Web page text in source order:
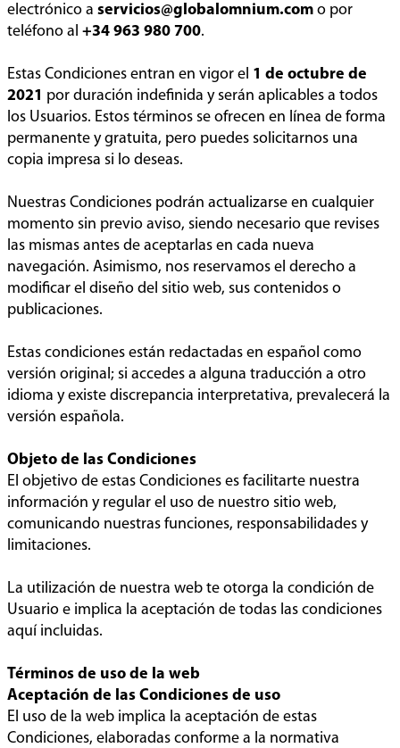
electrónico a servicios@globalomnium.com o por
teléfono al +34 963 980 700.
Estas Condiciones entran en vigor el 1 de octubre de
2021 por duración indefinida y serán aplicables a todos
los Usuarios. Estos términos se ofrecen en línea de forma
permanente y gratuita, pero puedes solicitarnos una
copia impresa si lo deseas.
Nuestras Condiciones podrán actualizarse en cualquier
momento sin previo aviso, siendo necesario que revises
las mismas antes de aceptarlas en cada nueva
navegación. Asimismo, nos reservamos el derecho a
modificar el diseño del sitio web, sus contenidos o
publicaciones.
Estas condiciones están redactadas en español como
versión original; si accedes a alguna traducción a otro
idioma y existe discrepancia interpretativa, prevalecerá la
versión española.
Objeto de las Condiciones
El objetivo de estas Condiciones es facilitarte nuestra
información y regular el uso de nuestro sitio web,
comunicando nuestras funciones, responsabilidades y
limitaciones.
La utilización de nuestra web te otorga la condición de
Usuario e implica la aceptación de todas las condiciones
aquí incluidas.
Términos de uso de la web
Aceptación de las Condiciones de uso
El uso de la web implica la aceptación de estas
Condiciones, elaboradas conforme a la normativa